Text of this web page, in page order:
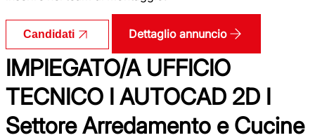
Candidati Dettaglio annuncio
IMPIEGATO/A UFFICIO
TECNICO I AUTOCAD 2D I
Settore Arredamento e Cucine